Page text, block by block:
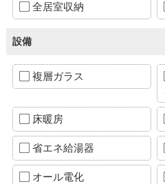
全居室収納
設備
複層ガラス
床暖房
省エネ給湯器
オール電化